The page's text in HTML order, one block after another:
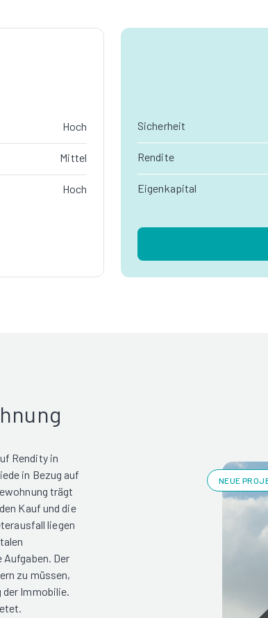
Hoch
Mittel
Hoch
Sicherheit
Rendite
Eigenkapital
Rendity in
in Bezug auf
trägt
Kauf und die
liegen
Der
zu müssen,
Immobilie.
NEUE